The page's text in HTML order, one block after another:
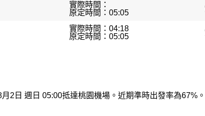
實際時間：
原定時間：05:05
實際時間：04:18
原定時間：05:05
2日 週日 05:00抵達桃園機場。近期準時出發率為67%